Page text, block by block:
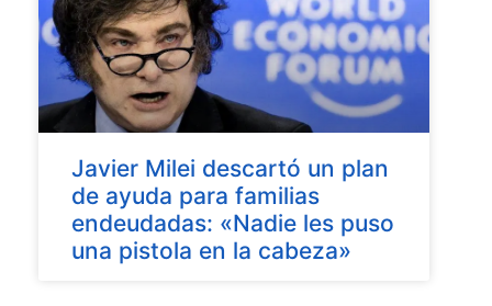
Javier Milei descartó un plan
de ayuda para familias
endeudadas: «Nadie les puso
una pistola en la cabeza»